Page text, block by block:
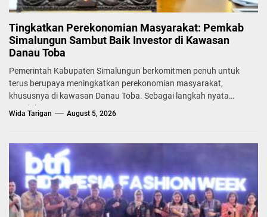
Tingkatkan Perekonomian Masyarakat: Pemkab
Simalungun Sambut Baik Investor di Kawasan
Danau Toba
Pemerintah Kabupaten Simalungun berkomitmen penuh untuk
terus berupaya meningkatkan perekonomian masyarakat,
khususnya di kawasan Danau Toba. Sebagai langkah nyata
mendukung...
Wida Tarigan August 5, 2026